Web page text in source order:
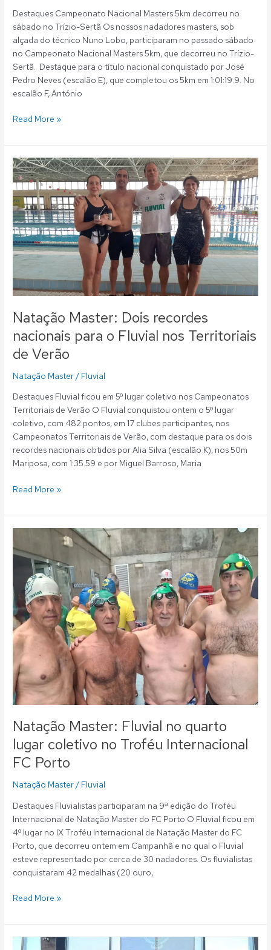
Destaques Campeonato Nacional Masters 5km decorreu no
sábado no Trízio-Sertã Os nossos nadadores masters, sob
alçada do técnico Nuno Lobo, participaram no passado sábado
no Campeonato Nacional Masters 5km, que decorreu no Trízio-
Sertã. Destaque para o título nacional conquistado por José
Pedro Neves (escalão E), que completou os 5km em 1:01:19.9. No
escalão F, António
Read More »
Natação Master: Dois recordes
nacionais para o Fluvial nos Territoriais
de Verão
Natação Master/ Fluvial
Destaques Fluvial ficou em 5º lugar coletivo nos Campeonatos
Territoriais de Verão O Fluvial conquistou ontem o 5º lugar
coletivo, com 482 pontos, em 17 clubes participantes, nos
Campeonatos Territoriais de Verão, com destaque para os dois
recordes nacionais obtidos por Alia Silva (escalão K), nos 50m
Mariposa, com 1:35.59 e por Miguel Barroso, Maria
Natação
Master:
Dois
recordes
nacionais
para
o
Fluvial
Territoriais
de
Verão
Read More »
Natação Master: Fluvial no quarto
lugar coletivo no Troféu Internacional
FC Porto
Natação Master/ Fluvial
Destaques Fluvialistas participaram na 9ª edição do Troféu
Internacional de Natação Master do FC Porto O Fluvial ficou em
4º lugar no IX Troféu Internacional de Natação Master do FC
Porto, que decorreu ontem em Campanhã e no qual o Fluvial
esteve representado por cerca de 30 nadadores. Os fluvialistas
conquistaram 42 medalhas (20 ouro,
Master:
Fluvial
quarto
lugar
coletivo
no
Troféu
Internacional
FC
Porto
Read More »
Natação